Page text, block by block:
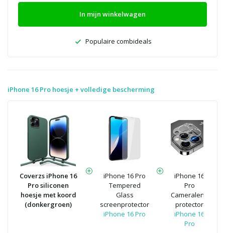
In mijn winkelwagen
Populaire combideals
iPhone 16 Pro hoesje + volledige bescherming
Coverzs iPhone 16
Pro siliconen
hoesje met koord
(donkergroen)
iPhone 16 Pro
Tempered
Glass
screenprotector
iPhone 16 Pro
iPhone 16
Pro
Cameralens
protector
iPhone 16
Pro